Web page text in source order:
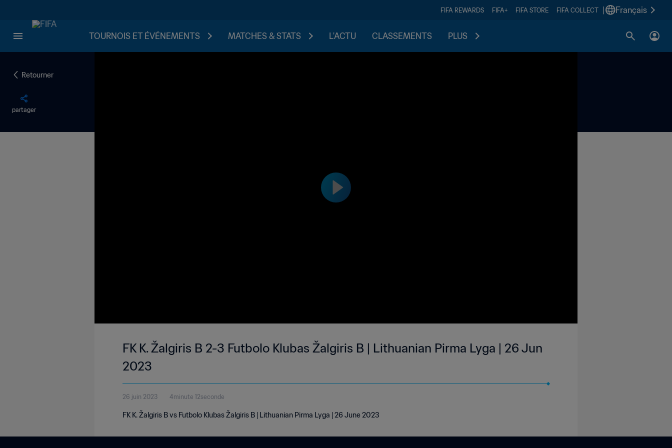
FIFA REWARDS FIFA+ FIFA STORE FIFA COLLECT Français
TOURNOIS ET ÉVÉNEMENTS MATCHES & STATS L'ACTU CLASSEMENTS PLUS
Retourner
partager
FK K. Žalgiris B 2-3 Futbolo Klubas Žalgiris B | Lithuanian Pirma Lyga | 26 Jun
2023
26 juin 2023 4minute 12seconde
FK K. Žalgiris B vs Futbolo Klubas Žalgiris B | Lithuanian Pirma Lyga | 26 June 2023